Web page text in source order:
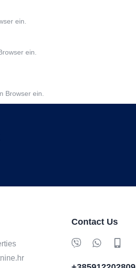
ein.
ein.
Browser ein.
Contact Us